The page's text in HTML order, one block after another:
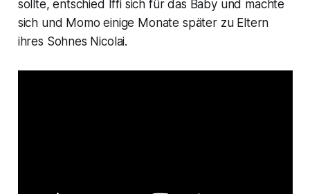
sollte, entschied Iffi sich für das Baby und machte
sich und Momo einige Monate später zu Eltern
ihres Sohnes Nicolai.